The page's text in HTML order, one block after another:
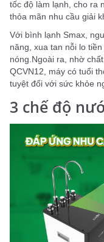
tốc độ làm lạnh, cho ra
thỏa mãn nhu cầu giải
Với bình lạnh Smax,
năng, xua tan nỗi lo
nóng.Ngoài ra, nhờ
QCVN12, máy có tuổi
tuyệt đối với sức khỏe
3 chế độ